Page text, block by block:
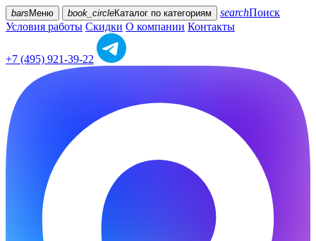
bars Меню book_circleКаталог по категориям searchПоиск
Условия работы Скидки О компании Контакты
+7 (495) 921-39-22